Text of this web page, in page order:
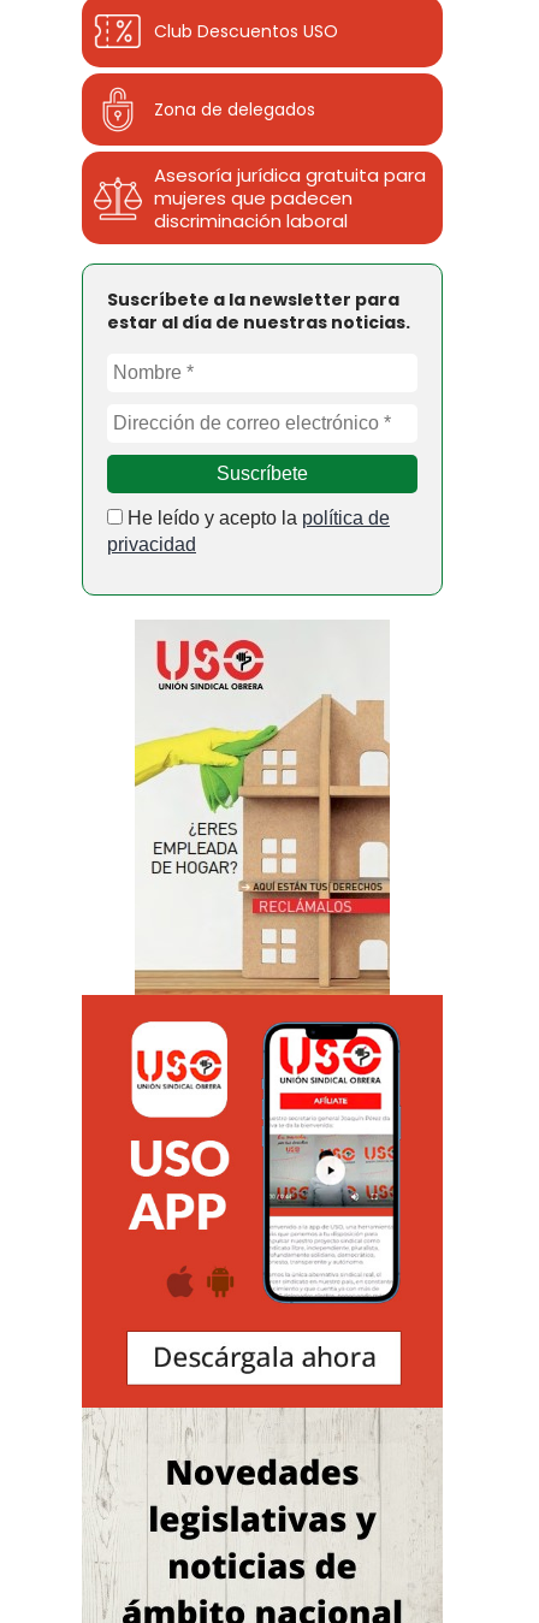
Club Descuentos USO
Zona de delegados
Asesoría jurídica gratuita para
mujeres que padecen
discriminación laboral
Suscríbete a la newsletter para
estar al día de nuestras noticias.
He leído y acepto la política de
privacidad